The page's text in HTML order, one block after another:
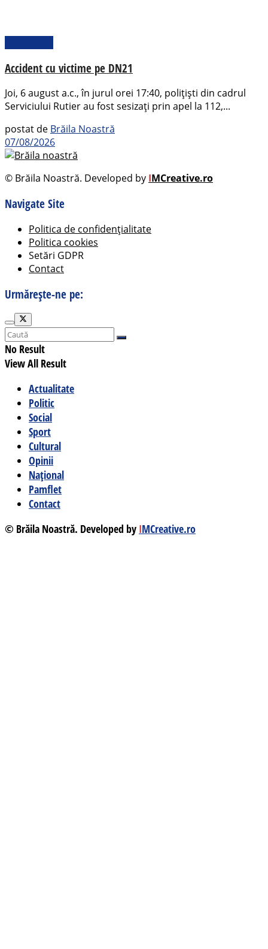
Accident cu victime pe DN21
Joi, 6 august a.c., în jurul orei 17:40, polițiști din cadrul
Serviciului Rutier au fost sesizați prin apel la 112,...
postat de Brăila Noastră
07/08/2026
© Brăila Noastră. Developed by IMCreative.ro
Navigate Site
Politica de confidențialitate
Politica cookies
Setări GDPR
Contact
Urmărește-ne pe:
No Result
View All Result
Actualitate
Politic
Social
Sport
Cultural
Opinii
Național
Pamflet
Contact
© Brăila Noastră. Developed by IMCreative.ro